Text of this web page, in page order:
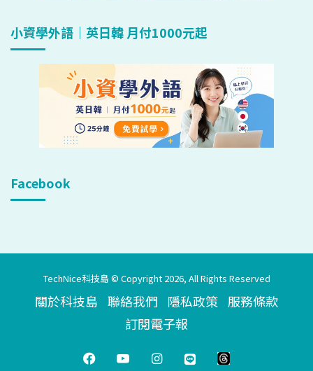
小資學外語｜英日韓 月付1000元起
Facebook
TechNice科技島 © Copyright 2026, All Rights Reserved
關於科技島 聯絡我們 隱私政策 服務條款
訂閱電子報